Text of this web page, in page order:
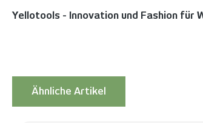
Yellotools - Innovation und Fashion für
Ähnliche Artikel